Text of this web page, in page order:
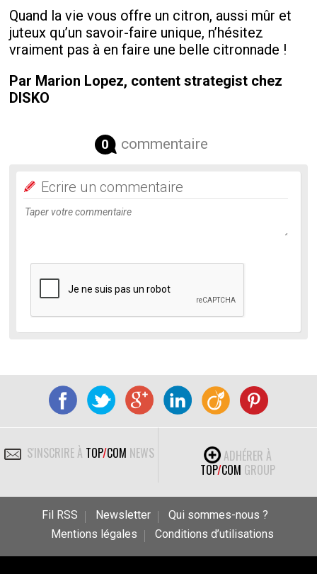
Quand la vie vous offre un citron, aussi mûr et
juteux qu’un savoir-faire unique, n’hésitez
vraiment pas à en faire une belle citronnade !
Par Marion Lopez, content strategist chez
DISKO
0 commentaire
Ecrire un commentaire
S'INSCRIRE À TOP/COM NEWS
ADHÉRER À
TOP/COM GROUP
Fil RSS Newsletter
Qui sommes-nous ?
Mentions légales
Conditions d’utilisations